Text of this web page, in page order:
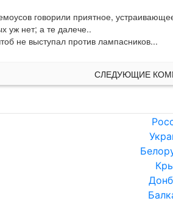
говорили приятное,
уж нет; а те далече..
не выступал против лампасников...
СЛЕДУЮЩИЕ